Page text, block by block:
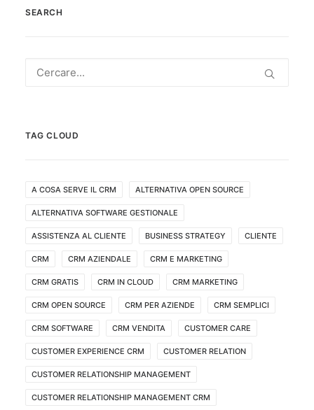
SEARCH
TAG CLOUD
A COSA SERVE IL CRM ALTERNATIVA OPEN SOURCE
ALTERNATIVA SOFTWARE GESTIONALE
ASSISTENZA AL CLIENTE BUSINESS STRATEGY CLIENTE
CRM CRM AZIENDALE CRM E MARKETING
CRM GRATIS CRM IN CLOUD CRM MARKETING
CRM OPEN SOURCE CRM PER AZIENDE CRM SEMPLICI
CRM SOFTWARE CRM VENDITA CUSTOMER CARE
CUSTOMER EXPERIENCE CRM CUSTOMER RELATION
CUSTOMER RELATIONSHIP MANAGEMENT
CUSTOMER RELATIONSHIP MANAGEMENT CRM